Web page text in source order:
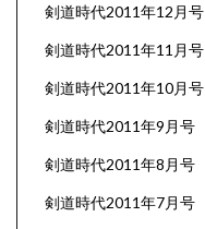
剣道時代2011年12月号
剣道時代2011年11月号
剣道時代2011年10月号
剣道時代2011年9月号
剣道時代2011年8月号
剣道時代2011年7月号